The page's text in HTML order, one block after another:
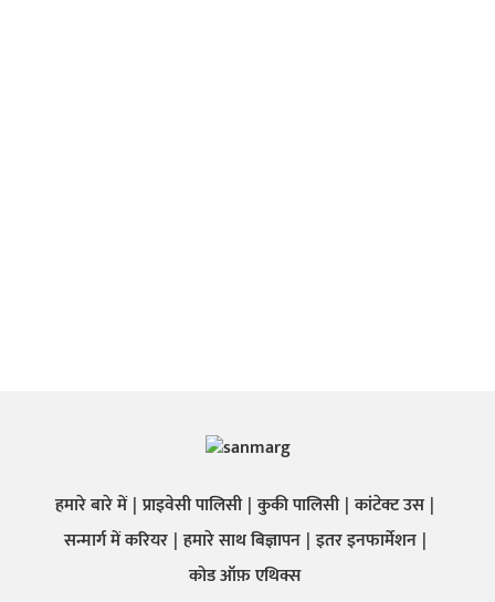
हमारे बारे में प्राइवेसी पालिसी कुकी पालिसी कांटेक्ट उस
सन्मार्ग में करियर हमारे साथ बिज्ञापन इतर इनफार्मेशन
कोड ऑफ़ एथिक्स